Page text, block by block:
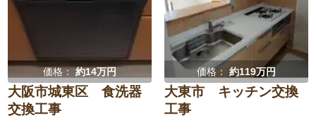
価格：約14万円
大阪市城東区 食洗器
交換工事
価格： 約119万円
大東市 キッチン交換
工事